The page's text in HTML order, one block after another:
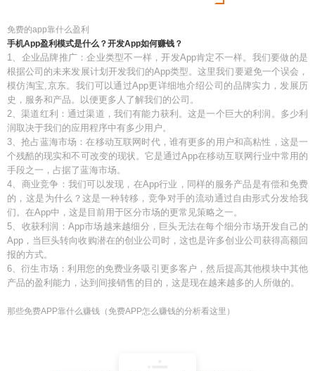
免费的app靠什么盈利
手机App盈利模式是什么？开发App如何赚钱？
1、企业品牌推广：企业类型不一样，开发App肯定不一样。我们要做的是
根据公司的未来发展计划开发我们的App类型。这里我们要避免一个误会，
模仿淘宝,京东。我们可以通过App更详细地介绍公司的品牌实力，发展历
史，服务和产品。以便更多人了解我们的公司。
2、渠道红利：通过渠道，我们有能力获利。这是一个巨大的利润。多少利
润取决于我们的应用程序中有多少用户。
3、抢占蓝海市场：在移动互联网时代，谁有更多的用户和高粘性，这是一
个残酷的现实和不可改变的现状。它是通过App在移动互联网行业中常用的
手段之一，占据了蓝海市场。
4、商业竞争：我们可以发现，在App行业，同样的服务产品是有偿和免费
的，这是为什么？这是一种转移，竞争对手的流动通过自由形式分发给我
们。在App中，这是目前用于区分市场的更常见策略之一。
5、收获利润：App市场越来越细分，巨头无法在每个细分市场开发自己的
App，当巨头转向收购潜在的创业公司时，这也是许多创业公司获得高额回
报的方式。
6、衍生市场：利用您的免费业务吸引更多客户，然后提高其他模块中其他
产品的盈利能力，达到间接销售的目的，这是现在越来越多的人所做的。
那些免费APP靠什么赚钱（免费APP怎么赚钱的分析看这里）